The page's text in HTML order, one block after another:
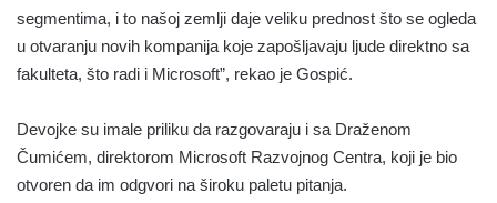
segmentima, i to našoj zemlji daje veliku prednost što se ogleda
u otvaranju novih kompanija koje zapošljavaju ljude direktno sa
fakulteta, što radi i Microsoft”, rekao je Gospić.
Devojke su imale priliku da razgovaraju i sa Draženom
Čumićem, direktorom Microsoft Razvojnog Centra, koji je bio
otvoren da im odgvori na široku paletu pitanja.